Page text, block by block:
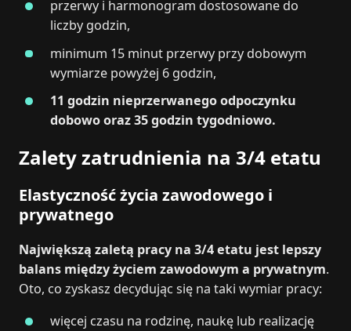
przerwy i harmonogram dostosowane do
liczby godzin,
minimum 15 minut przerwy przy dobowym
wymiarze powyżej 6 godzin,
11 godzin nieprzerwanego odpoczynku
dobowo oraz 35 godzin tygodniowo.
Zalety zatrudnienia na 3/4 etatu
Elastyczność życia zawodowego i
prywatnego
Największą zaletą pracy na 3/4 etatu jest lepszy
balans między życiem zawodowym a prywatnym.
Oto, co zyskasz decydując się na taki wymiar pracy:
więcej czasu na rodzinę, naukę lub realizację